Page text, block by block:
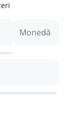
Monedă